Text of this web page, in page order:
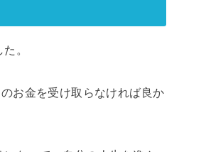
。
お金を受け取らなければ良か